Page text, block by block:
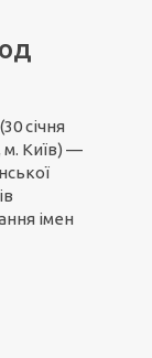
(30 січня
м. Київ) —
імен